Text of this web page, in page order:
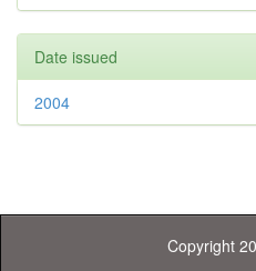
Date issued
2004
Copyright